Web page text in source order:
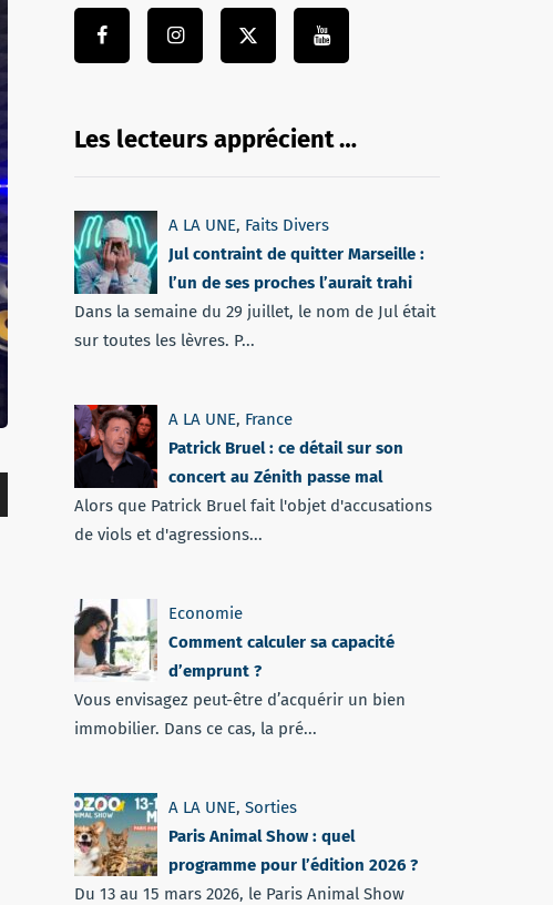
Les lecteurs apprécient …
A LA UNE, Faits Divers
Jul contraint de quitter Marseille :
l’un de ses proches l’aurait trahi
Dans la semaine du 29 juillet, le nom de Jul était
sur toutes les lèvres. P...
A LA UNE, France
Patrick Bruel : ce détail sur son
concert au Zénith passe mal
Alors que Patrick Bruel fait l'objet d'accusations
de viols et d'agressions...
Economie
Comment calculer sa capacité
d’emprunt ?
Vous envisagez peut-être d’acquérir un bien
immobilier. Dans ce cas, la pré...
A LA UNE, Sorties
Paris Animal Show : quel
programme pour l’édition 2026 ?
Du 13 au 15 mars 2026, le Paris Animal Show